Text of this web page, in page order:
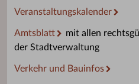
Veranstaltungskalender
Amtsblatt
mit allen
der Stadtverwaltung
Verkehr und Bauinfos